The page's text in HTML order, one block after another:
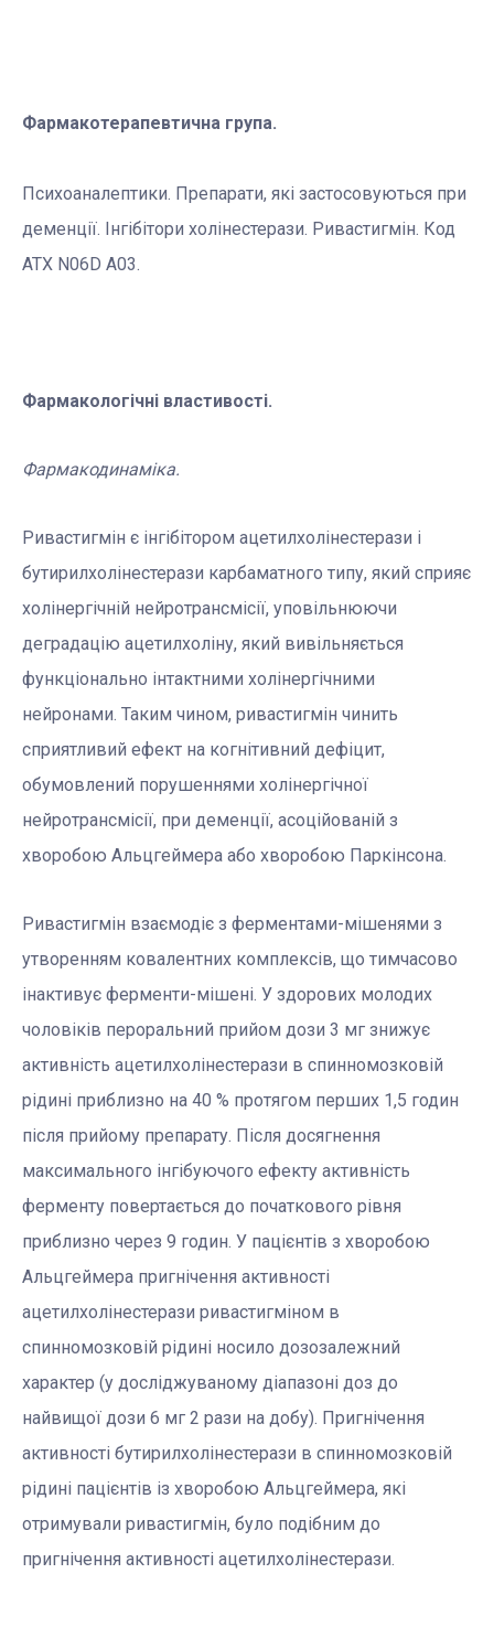
Фармакотерапевтична група.
Психоаналептики. Препарати, які застосовуються при
деменції. Інгібітори холінестерази. Ривастигмін. Код
АТХ N06D А03.
Фармакологічні властивості.
Фармакодинаміка.
Ривастигмін є інгібітором ацетилхолінестерази і
бутирилхолінестерази карбаматного типу, який сприяє
холінергічній нейротрансмісії, уповільнюючи
деградацію ацетилхоліну, який вивільняється
функціонально інтактними холінергічними
нейронами. Таким чином, ривастигмін чинить
сприятливий ефект на когнітивний дефіцит,
обумовлений порушеннями холінергічної
нейротрансмісії, при деменції, асоційованій з
хворобою Альцгеймера або хворобою Паркінсона.
Ривастигмін взаємодіє з ферментами-мішенями з
утворенням ковалентних комплексів, що тимчасово
інактивує ферменти-мішені. У здорових молодих
чоловіків пероральний прийом дози 3 мг знижує
активність ацетилхолінестерази в спинномозковій
рідині приблизно на 40 % протягом перших 1,5 годин
після прийому препарату. Після досягнення
максимального інгібуючого ефекту активність
ферменту повертається до початкового рівня
приблизно через 9 годин. У пацієнтів з хворобою
Альцгеймера пригнічення активності
ацетилхолінестерази ривастигміном в
спинномозковій рідині носило дозозалежний
характер (у досліджуваному діапазоні доз до
найвищої дози 6 мг 2 рази на добу). Пригнічення
активності бутирилхолінестерази в спинномозковій
рідині пацієнтів із хворобою Альцгеймера, які
отримували ривастигмін, було подібним до
пригнічення активності ацетилхолінестерази.